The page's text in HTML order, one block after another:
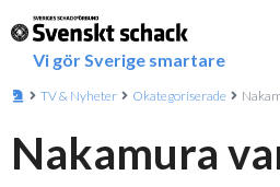
Vi gör Sverige smartare
TV & Nyheter Okategoriserade
Nakamura